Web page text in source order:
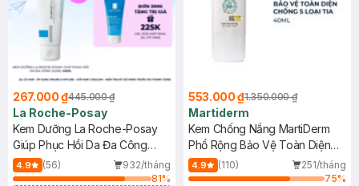
267.000 ₫445.000 ₫
La Roche-Posay
Kem Dưỡng La Roche-Posay
Giúp Phục Hồi Da Đa Công
Dụng 40ml
4.9 (56)
932/tháng
81%
553.000 ₫1.350.000 ₫
Martiderm
Kem Chống Nắng MartiDerm
Phổ Rộng Bảo Vệ Toàn Diện
40ml
4.9 (110)
251/tháng
75%